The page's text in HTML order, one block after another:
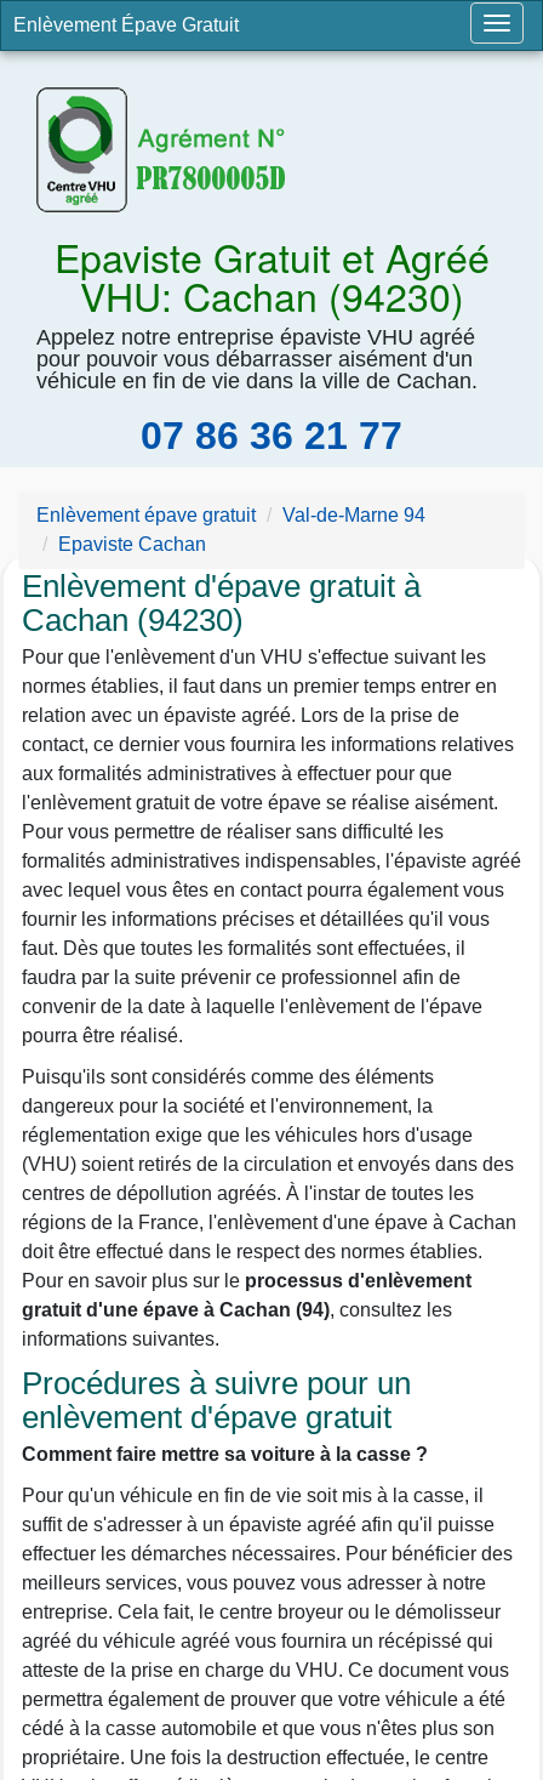
Enlèvement Épave Gratuit
Epaviste Gratuit et Agréé
VHU: Cachan (94230)
Appelez notre entreprise épaviste VHU agréé
pour pouvoir vous débarrasser aisément d'un
véhicule en fin de vie dans la ville de Cachan.
07 86 36 21 77
Enlèvement épave gratuit
Val-de-Marne 94
Epaviste Cachan
Enlèvement d'épave gratuit à
Cachan (94230)
Pour que l'enlèvement d'un VHU s'effectue suivant les
normes établies, il faut dans un premier temps entrer en
relation avec un épaviste agréé. Lors de la prise de
contact, ce dernier vous fournira les informations relatives
aux formalités administratives à effectuer pour que
l'enlèvement gratuit de votre épave se réalise aisément.
Pour vous permettre de réaliser sans difficulté les
formalités administratives indispensables, l'épaviste agréé
avec lequel vous êtes en contact pourra également vous
fournir les informations précises et détaillées qu'il vous
faut. Dès que toutes les formalités sont effectuées, il
faudra par la suite prévenir ce professionnel afin de
convenir de la date à laquelle l'enlèvement de l'épave
pourra être réalisé.
Puisqu'ils sont considérés comme des éléments
dangereux pour la société et l'environnement, la
réglementation exige que les véhicules hors d'usage
(VHU) soient retirés de la circulation et envoyés dans des
centres de dépollution agréés. À l'instar de toutes les
régions de la France, l'enlèvement d'une épave à Cachan
doit être effectué dans le respect des normes établies.
Pour en savoir plus sur le processus d'enlèvement
gratuit d'une épave à Cachan (94), consultez les
informations suivantes.
Procédures à suivre pour un
enlèvement d'épave gratuit
Comment faire mettre sa voiture à la casse ?
Pour qu'un véhicule en fin de vie soit mis à la casse, il
suffit de s'adresser à un épaviste agréé afin qu'il puisse
effectuer les démarches nécessaires. Pour bénéficier des
meilleurs services, vous pouvez vous adresser à notre
entreprise. Cela fait, le centre broyeur ou le démolisseur
agréé du véhicule agréé vous fournira un récépissé qui
atteste de la prise en charge du VHU. Ce document vous
permettra également de prouver que votre véhicule a été
cédé à la casse automobile et que vous n'êtes plus son
propriétaire. Une fois la destruction effectuée, le centre